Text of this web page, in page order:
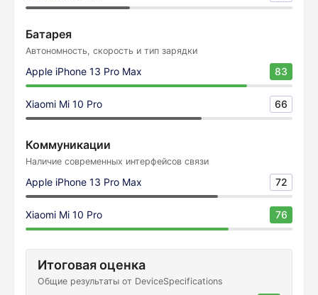
Батарея
Автономность, скорость и тип зарядки
Apple iPhone 13 Pro Max 83
Xiaomi Mi 10 Pro 66
Коммуникации
Наличие современных интерфейсов связи
Apple iPhone 13 Pro Max 72
Xiaomi Mi 10 Pro 76
Итоговая оценка
Общие результаты от DeviceSpecifications